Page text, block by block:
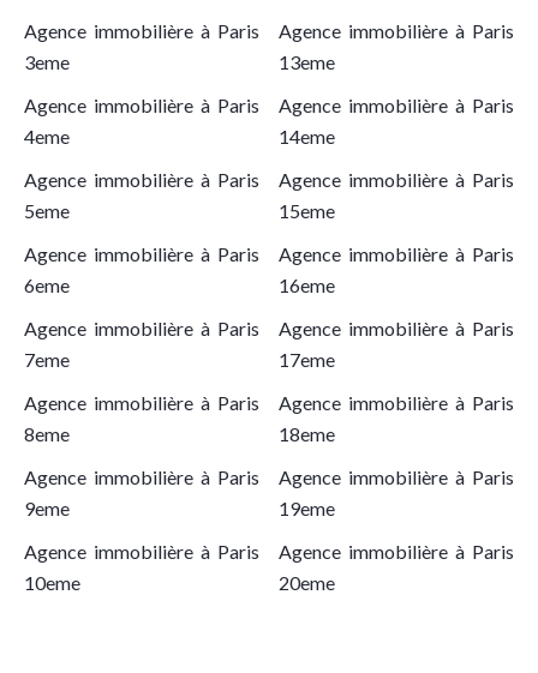
Agence immobilière à Paris
3eme
Agence immobilière à Paris
4eme
Agence immobilière à Paris
5eme
Agence immobilière à Paris
6eme
Agence immobilière à Paris
7eme
Agence immobilière à Paris
8eme
Agence immobilière à Paris
9eme
Agence immobilière à Paris
10eme
Agence immobilière à Paris
13eme
Agence immobilière à Paris
14eme
Agence immobilière à Paris
15eme
Agence immobilière à Paris
16eme
Agence immobilière à Paris
17eme
Agence immobilière à Paris
18eme
Agence immobilière à Paris
19eme
Agence immobilière à Paris
20eme